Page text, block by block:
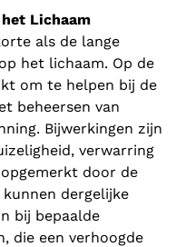
Lichaam
als de lange
het lichaam. Op de
om te helpen bij de
beheersen van
Bijwerkingen zijn
verwarring
door de
dergelijke
bij bepaalde
die een verhoogde